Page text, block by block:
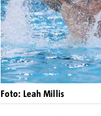
Foto: Leah Millis